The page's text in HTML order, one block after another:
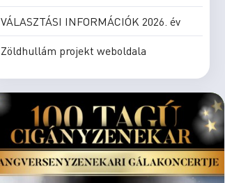
VÁLASZTÁSI INFORMÁCIÓK 2026. év
Zöldhullám projekt weboldala